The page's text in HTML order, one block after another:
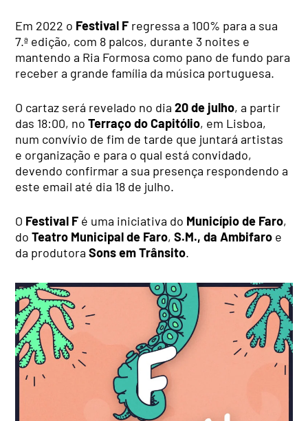
Em 2022 o Festival F regressa a 100% para a sua
7.ª edição, com 8 palcos, durante 3 noites e
mantendo a Ria Formosa como pano de fundo para
receber a grande família da música portuguesa.
O cartaz será revelado no dia20 de julho, a partir
das 18:00, noTerraço do Capitólio, em Lisboa,
num convívio de fim de tarde que juntará artistas
e organização e para o qual está convidado,
devendo confirmar a sua presença respondendo a
este email até dia 18 de julho.
O Festival F é uma iniciativa do Município de Faro,
doTeatro Municipal de Faro,S.M., da Ambifaro e
da produtoraSons em Trânsito.